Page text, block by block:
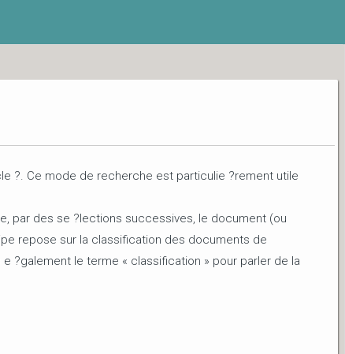
?. Ce mode de recherche est particulie ?rement utile
par des se ?lections successives, le document (ou
repose sur la classification des documents de
?galement le terme « classification » pour parler de la